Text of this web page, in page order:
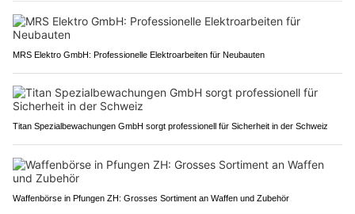
MRS Elektro GmbH: Professionelle Elektroarbeiten für Neubauten
Titan Spezialbewachungen GmbH sorgt professionell für Sicherheit in der Schweiz
Waffenbörse in Pfungen ZH: Grosses Sortiment an Waffen und Zubehör